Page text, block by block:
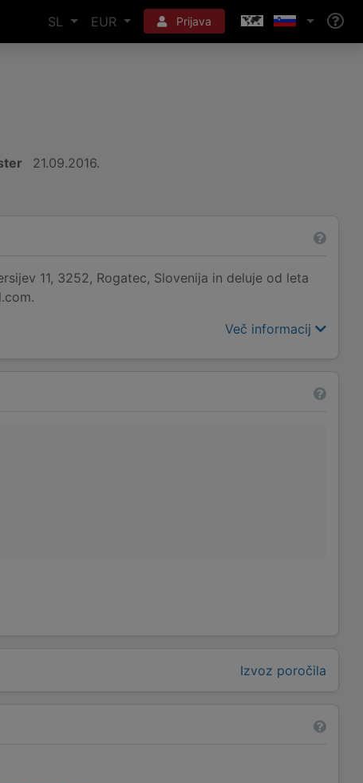
SL EUR Prijava
21.09.2016.
11, 3252, Rogatec, Slovenija in deluje od leta
Več informacij
Izvoz poročila